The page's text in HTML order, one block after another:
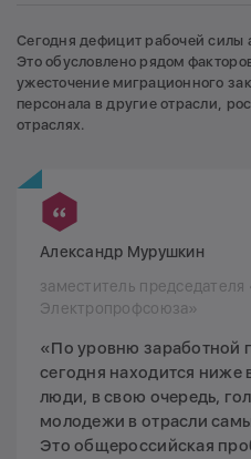
Сегодня дефицит рабочей силы
Это обусловлено рядом
ужесточение миграционного
персонала в другие отрасли,
отраслях.
Александр Мурушкин
заместитель председателя
Электропрофсоюза»
«По уровню заработной
сегодня находится ниже
люди, в свою очередь,
молодежи в отрасли
Это общероссийская